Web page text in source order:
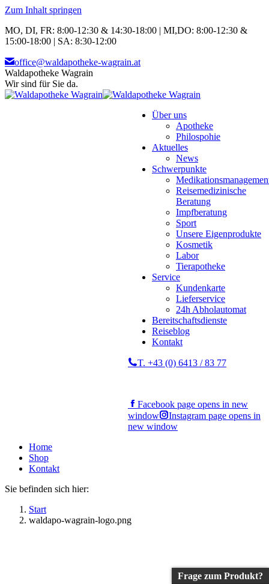
Zum Inhalt springen
MO, DI, FR: 8:00-12:30 & 14:30-18:00 | MI,DO: 8:00-12:30 &
15:00-18:00 | SA: 8:30-12:00
office@waldapotheke-wagrain.at
Waldapotheke Wagrain
Wir sind für Sie da.
Über uns
Apotheke
Philospohie
Aktuelles
News
Schwerpunkte
Reisemedizinische
Beratung
Impfberatung
Sport
Unsere Eigenprodukte
Kosmetik
Labor
Tierapotheke
Service
Kundenkarte
Lieferservice
24h Abholautomat
Bereitschaftsdienste
Reiseblog
Kontakt
T. +43 (0) 6413 / 83 77
Facebook page opens in new
window
Instagram page opens in
new window
Home
Shop
Kontakt
Sie befinden sich hier:
Start
waldapo-wagrain-logo.png
Frage zum Produkt?